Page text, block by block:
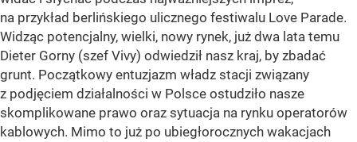
na przykład berlińskiego ulicznego festiwalu Love Parade.
Widząc potencjalny, wielki, nowy rynek, już dwa lata temu
Dieter Gorny (szef Vivy) odwiedził nasz kraj, by zbadać
grunt. Początkowy entuzjazm władz stacji związany
z podjęciem działalności w Polsce ostudziło nasze
skomplikowane prawo oraz sytuacja na rynku operatorów
kablowych. Mimo to już po ubiegłorocznych wakacjach